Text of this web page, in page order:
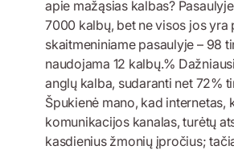
apie mažąsias kalbas?
7000 kalbų, bet ne visos jos yra
skaitmeniniame pasaulyje – 98
naudojama 12 kalbų.%
anglų kalba, sudaranti net 72%
Špukienė mano, kad internetas,
komunikacijos kanalas, turėtų
kasdienius žmonių įpročius;